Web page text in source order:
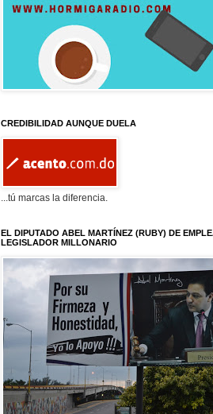
CREDIBILIDAD AUNQUE DUELA
...tú marcas la diferencia.
EL DIPUTADO ABEL MARTÍNEZ (RUBY) DE
LEGISLADOR MILLONARIO